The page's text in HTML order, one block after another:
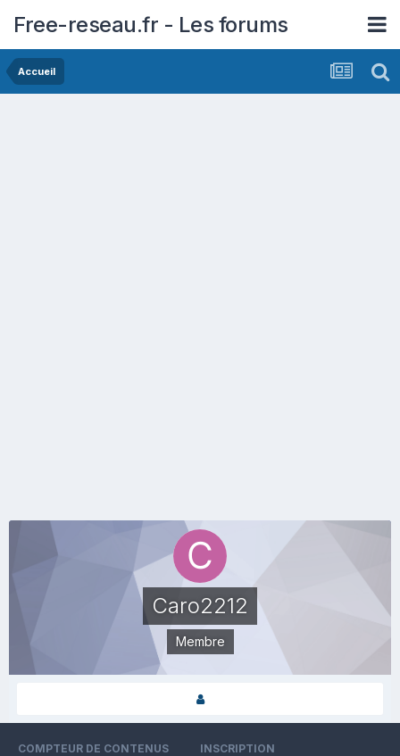
Free-reseau.fr - Les forums
Accueil
Caro2212
Membre
COMPTEUR DE CONTENUS INSCRIPTION